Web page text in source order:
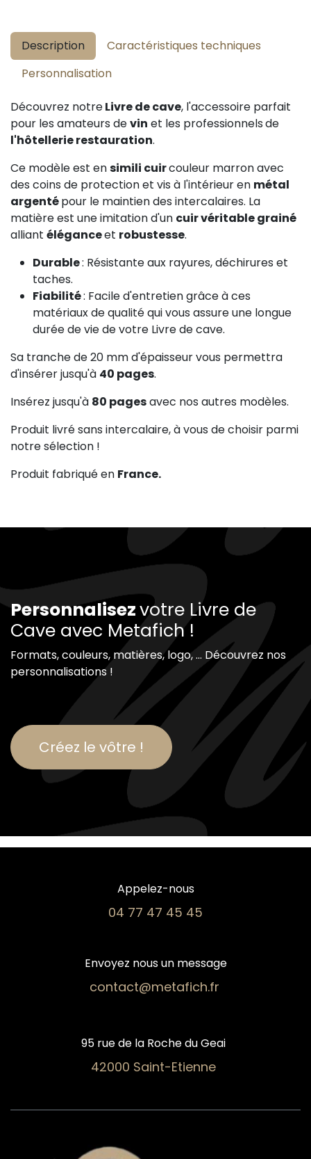
Description
Caractéristiques techniques
Personnalisation
Découvrez notreLivre de cave, l'accessoire parfait
pour les amateurs devin et les professionnelsde
l'hôtellerie restauration.
Ce modèle est ensimili cuircouleur marron avec
des coins de protection et vis à l'intérieur en métal
argentépour le maintien des intercalaires. La
matière est une imitation d'un cuir véritable grainé
alliant éléganceet robustesse.
Durable: Résistante aux rayures, déchirures et
taches.
Fiabilité: Facile d'entretien grâce à ces
matériaux de qualité qui vous assure une longue
durée de vie de votre Livre de cave.
Sa tranche de 20 mm d'épaisseur vous permettra
d'insérer jusqu'à 40 pages.
Insérez jusqu'à 80 pagesavec nos autres modèles.
Produit livré sans intercalaire, à vous de choisir parmi
notre sélection !
Produit fabriqué en France.
Personnalisezvotre Livre de
Cave avec Metafich !
Formats, couleurs, matières, logo, ... Découvrez nos
personnalisations !
Créez le vôtre !
Appelez-nous
04 77 47 45 45​
Envoyez nous un message
contact@metafich.fr
95 rue de la Roche du Geai
42000 Saint-Etienne